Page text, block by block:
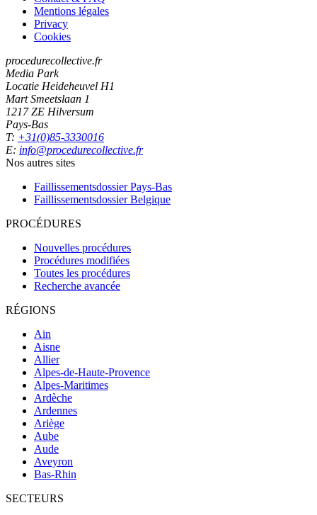
Mentions légales
Privacy
Cookies
procedurecollective.fr
Media Park
Locatie Heideheuvel H1
Mart Smeetslaan 1
1217 ZE Hilversum
Pays-Bas
T: +31(0)85-3330016
E: info@procedurecollective.fr
Nos autres sites
Faillissementsdossier Pays-Bas
Faillissementsdossier Belgique
PROCÉDURES
Nouvelles procédures
Procédures modifiées
Toutes les procédures
Recherche avancée
RÉGIONS
Ain
Aisne
Allier
Alpes-de-Haute-Provence
Alpes-Maritimes
Ardèche
Ardennes
Ariège
Aube
Aude
Aveyron
Bas-Rhin
SECTEURS